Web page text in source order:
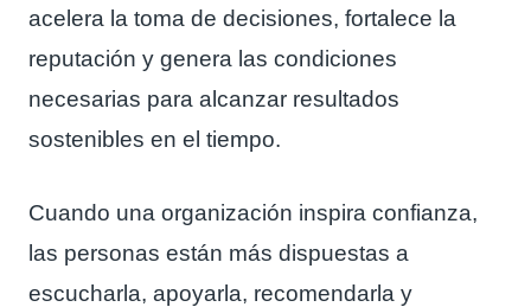
acelera la toma de decisiones, fortalece la
reputación y genera las condiciones
necesarias para alcanzar resultados
sostenibles en el tiempo.
Cuando una organización inspira confianza,
las personas están más dispuestas a
escucharla, apoyarla, recomendarla y